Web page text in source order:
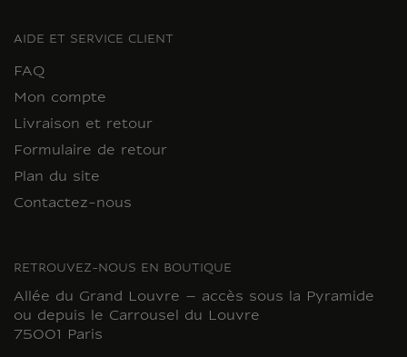
AIDE ET SERVICE CLIENT
FAQ
Mon compte
Livraison et retour
Formulaire de retour
Plan du site
Contactez-nous
RETROUVEZ-NOUS EN BOUTIQUE
Allée du Grand Louvre – accès sous la Pyramide
ou depuis le Carrousel du Louvre
75001 Paris